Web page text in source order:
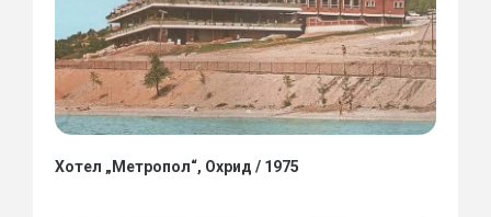
Хотел „Метропол“, Охрид / 1975